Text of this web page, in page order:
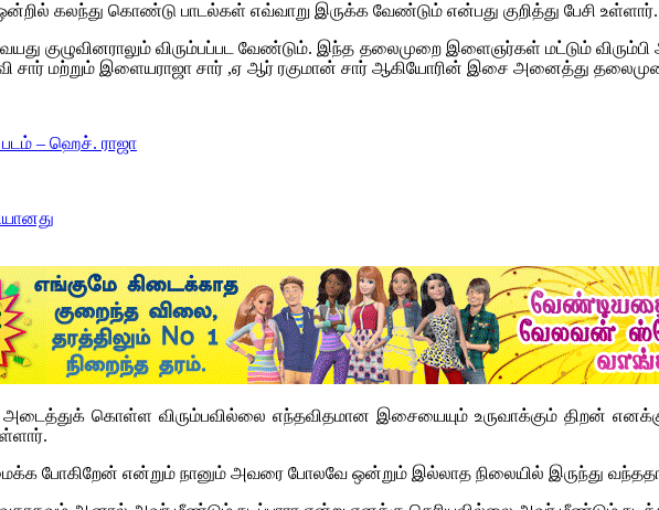
கலந்து கொண்டு பாடல்கள் எவ்வாறு இருக்க வேண்டும் என்பது குறித்து பேசி உள்ளார்.
குழுவினராலும் விரும்பப்பட வேண்டும். இந்த தலைமுறை இளைஞர்கள் மட்டும்
மற்றும் இளையராஜா சார் ,ஏ ஆர் ரகுமான் சார் ஆகியோரின் இசை அனைத்து
– ஹெச். ராஜா
அடைத்துக் கொள்ள விரும்பவில்லை எந்தவிதமான இசையையும் உருவாக்கும் திறன்
போகிறேன் என்றும் நானும் அவரை போலவே ஒன்றும் இல்லாத நிலையில் இருந்து